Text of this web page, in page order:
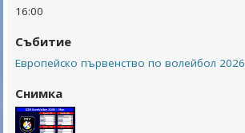
16:00
Събитие
Европейско първенство по волейбол 2026
Снимка